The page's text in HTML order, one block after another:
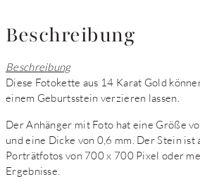
Beschreibung
Beschreibung
Diese Fotokette aus 14 Karat Gold
einem Geburtsstein verzieren lassen.
Der Anhänger mit Foto hat eine Größe
und eine Dicke von 0,6 mm. Der Stein ist
Porträtfotos von 700 x 700 Pixel oder
Ergebnisse.